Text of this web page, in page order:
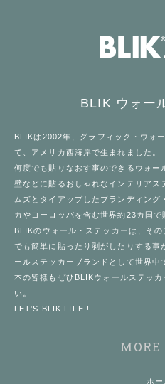
BLIK ウォー
BLIKは2002年、 グラフィック・ウォ
て、アメリカ西海岸で生まれました。
何度でも貼りなおす事のできる ウォー
壁などに貼るおしゃれなインテリアス
ムズとタイアップしたブランディング
カやヨーロッパを含む世界約23カ国で
BLIKのウォール・ステッカーは、そ
でも簡単に貼ったり剥がしたりする事
ールステッカー ブランドとして世界中
本の皆様もぜひ BLIKウォールステッカ
い。
LET'S BLIK LIFE !
MORE
ホー